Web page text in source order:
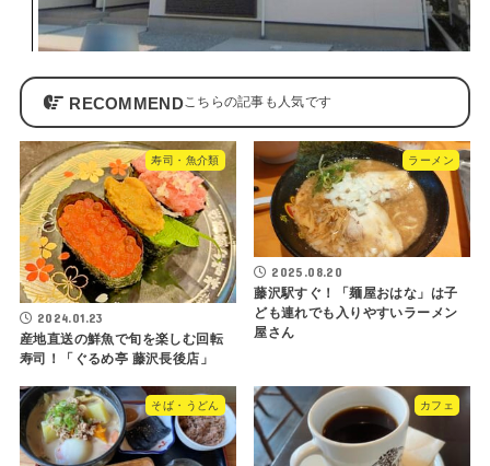
RECOMMEND
寿司・魚介類
2024.01.23
産地直送の鮮魚で旬を楽しむ回転
寿司！「ぐるめ亭 藤沢長後店」
ラーメン
2025.08.20
藤沢駅すぐ！「麺屋おはな」は子
ども連れでも入りやすいラーメン
屋さん
そば・うどん カフェ